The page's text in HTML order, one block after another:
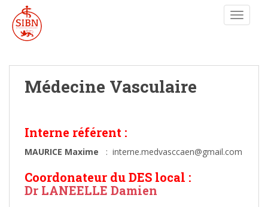
Médecine Vasculaire
Interne référent :
MAURICE Maxime : interne.medvasccaen@gmail.com
Coordonateur du DES local :
Dr LANEELLE Damien